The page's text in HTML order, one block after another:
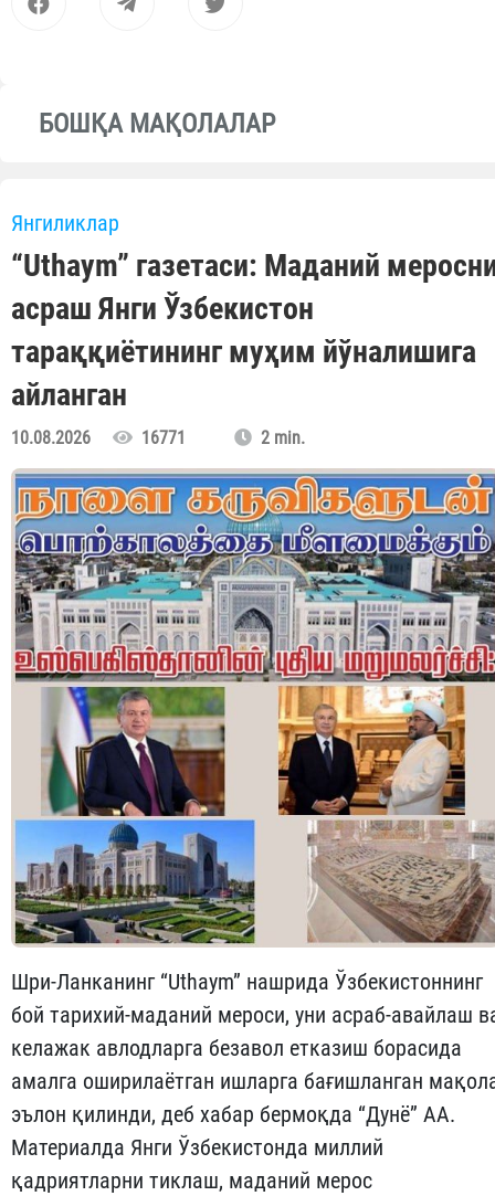
БОШҚА МАҚОЛАЛАР
Янгиликлар
“Uthaym” газетаси: Маданий
асраш Янги Ўзбекистон
тараққиётининг муҳим йўналишига
айланган
10.08.2026 16771 2 min.
Шри-Ланканинг “Uthaym” нашрида Ўзбекистоннинг
бой тарихий-маданий мероси, уни асраб-авайлаш
келажак авлодларга безавол етказиш борасида
амалга оширилаётган ишларга бағишланган
эълон қилинди, деб хабар бермоқда “Дунё” АА.
Материалда Янги Ўзбекистонда миллий
қадриятларни тиклаш, маданий мерос